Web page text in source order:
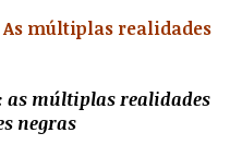
As múltiplas realidades
as múltiplas realidades
negras